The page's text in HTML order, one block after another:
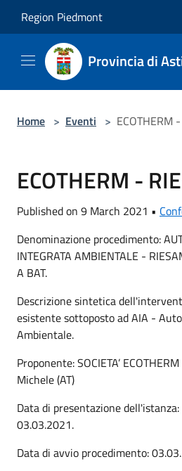
Region Piedmont
Provincia di
Home > Eventi > ECOTHERM
ECOTHERM -
Published on 9 March 2021 •
Denominazione procedimento:
INTEGRATA AMBIENTALE -
A BAT.
Descrizione sintetica
esistente sottoposto ad AIA -
Ambientale.
Proponente: SOCIETA’
Michele (AT)
Data di presentazione
03.03.2021.
Data di avvio procedimento: